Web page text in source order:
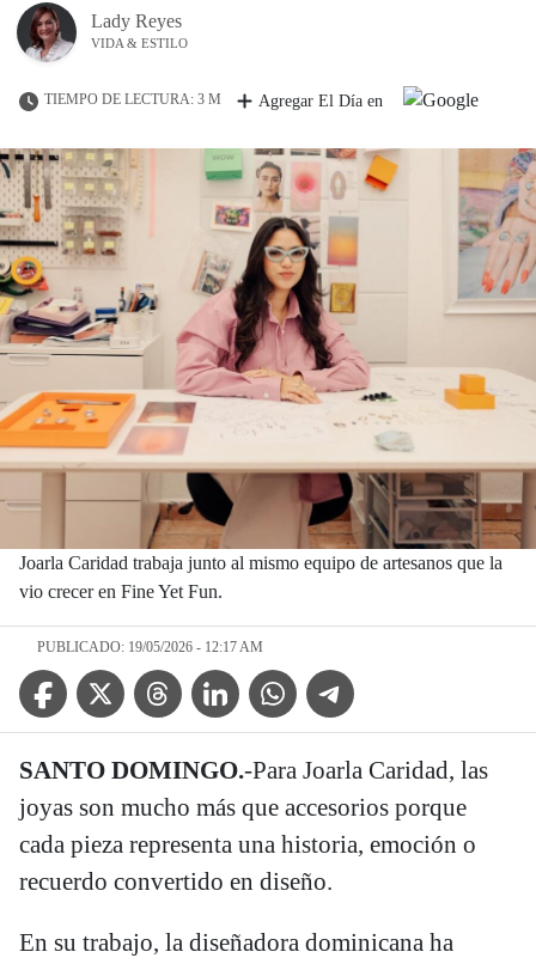
Lady Reyes
VIDA & ESTILO
TIEMPO DE LECTURA: 3 M Agregar El Día en
Joarla Caridad trabaja junto al mismo equipo de artesanos que la
vio crecer en Fine Yet Fun.
PUBLICADO: 19/05/2026 - 12:17 AM
Facebook IconTwitter IconThreads IconLinkedin IconWhatsApp IconTelegram Icon
SANTO DOMINGO.-Para Joarla Caridad, las
joyas son mucho más que accesorios porque
cada pieza representa una historia, emoción o
recuerdo convertido en diseño.
En su trabajo, la diseñadora dominicana ha